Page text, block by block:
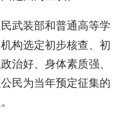
武装部和普通高等学
构选定初步核查、初
治好、身体素质强、
民为当年预定征集的